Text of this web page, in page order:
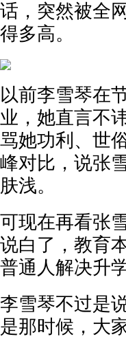
话，突然被全
得多高。
以前李雪琴在
业，她直言不
骂她功利、世
峰对比，说张
肤浅。
可现在再看张
说白了，教育
普通人解决升
李雪琴不过是
是那时候，大